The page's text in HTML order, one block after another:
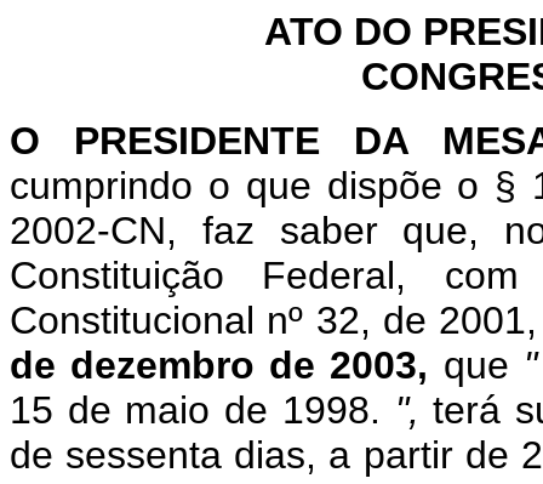
ATO DO
O PRESIDENTE DA
cumprindo o que dispõe o §
2002-CN, faz saber que,
Constituição Federal,
Constitucional nº 32, de
de dezembro de 2003, que
15 de maio de 1998. ",terá
de sessenta dias, a partir de